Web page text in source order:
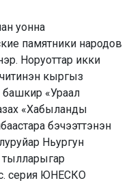
уонна
памятники народов
Норуоттар икки
кыргыз
башкир «Ураал
«Хабыланды
бэчээттэнэн
Ньургун
серия ЮНЕСКО